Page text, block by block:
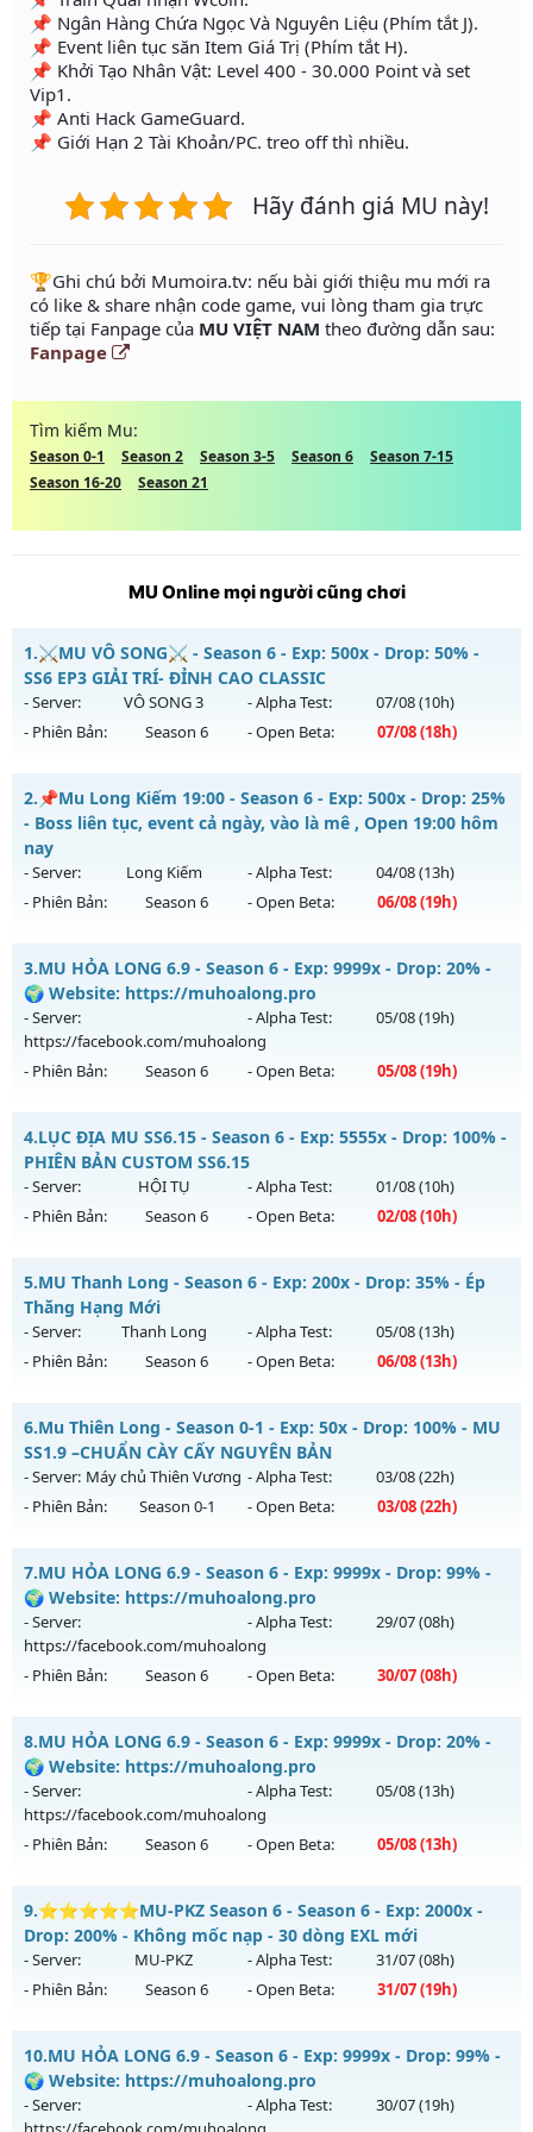
📌 Ngân Hàng Chứa Ngọc Và Nguyên Liệu (Phím tắt J).
📌 Event liên tục săn Item Giá Trị (Phím tắt H).
📌 Khởi Tạo Nhân Vật: Level 400 - 30.000 Point và set
Vip1.
📌 Anti Hack GameGuard.
📌 Giới Hạn 2 Tài Khoản/PC. treo off thì nhiều.
Hãy đánh giá MU này!
️🏆Ghi chú bởi Mumoira.tv: nếu bài giới thiệu mu mới ra
có like & share nhận code game, vui lòng tham gia trực
tiếp tại Fanpage của MU VIỆT NAM theo đường dẫn sau:
Fanpage
Tìm kiếm Mu:
Season 0-1 Season 2 Season 3-5 Season 6
Season 7-15
Season 16-20
Season 21
MU Online mọi người cũng chơi
1.⚔️MU VÔ SONG⚔️ - Season 6 - Exp: 500x - Drop: 50% -
SS6 EP3 GIẢI TRÍ- ĐỈNH CAO CLASSIC
- Server: VÔ SONG 3 - Alpha Test: 07/08(10h)
- Phiên Bản:
Season 6 - Open Beta: 07/08(18h)
⚔️MU VÔ SONG⚔️ - SS6 EP3 GIẢI TRÍ- ĐỈNH CAO CLASSIC
Mu mới ra tháng 08 2026 - Mở máy chủVÔ SONG 3vào 18h
ngày 07/08/2626
Exp: 500x - Drop: 50%
Thể loại: Mu Nguyên bản Webzen
Antihack: MU8X
2. 📌Mu Long Kiếm 19:00 - Season 6 - Exp: 500x - Drop: 25%
- Boss liên tục, event cả ngày, vào là mê , Open 19:00 hôm
nay
- Server: Long Kiếm - Alpha Test: 04/08(13h)
- Phiên Bản:
Season 6 - Open Beta: 06/08(19h)
📌Mu Long Kiếm 19:00 - Boss liên tục, event cả ngày, vào là
mê , Open 19:00 hôm nay
Mu mới ra tháng 08 2026 - Mở máy chủ
Long Kiếmvào 19h
ngày 06/08/2626
Exp: 500x - Drop: 25%
Thể loại: Mu Nguyên bản Webzen
Antihack: VIP SHIELD
3.MU HỎA LONG 6.9 - Season 6 - Exp: 9999x - Drop: 20% -
🌍 Website: https://muhoalong.pro
- Server:
https://facebook.com/muhoalong
- Alpha Test: 05/08(19h)
- Phiên Bản: Season 6 - Open Beta: 05/08(19h)
Mu mới ra tháng 08 2026 - Mở máy chủ
https://facebook.com/muhoalongvào 19h ngày
05/08/2626
Kiểu reset: Non Reset
Thể loại: Mu Nguyên bản Webzen
Antihack: XShield
4.LỤC ĐỊA MU SS6.15 - Season 6 - Exp: 5555x - Drop: 100% -
PHIÊN BẢN CUSTOM SS6.15
- Server: HỘI TỤ - Alpha Test: 01/08(10h)
- Phiên Bản:
Season 6 - Open Beta: 02/08(10h)
LỤC ĐỊA MU SS6.15 - PHIÊN BẢN CUSTOM SS6.15
Mu mới ra tháng 08 2026 - Mở máy chủ
ngày 02/08/2626
Exp: 5555x - Drop: 100%
Thể loại: Mu Custom thêm đồ mới
Antihack: SPK
5.MU Thanh Long - Season 6 - Exp: 200x - Drop: 35% - Ép
Thăng Hạng Mới
- Server: Thanh Long - Alpha Test: 05/08(13h)
- Phiên Bản:
Season 6 - Open Beta: 06/08(13h)
MU Thanh Long - Ép Thăng Hạng Mới
Mu mới ra tháng 08 2026 - Mở máy chủ
13h ngày 06/08/2626
Exp: 200x - Drop: 35%
Thể loại: Mu Custom thêm đồ mới
Antihack: CheatGuard
6.Mu Thiên Long - Season 0-1 - Exp: 50x - Drop: 100% - MU
SS1.9 –CHUẨN CÀY CẤY NGUYÊN BẢN
- Server: Máy chủ Thiên Vương - Alpha Test: 03/08(22h)
- Phiên Bản:
Season 0-1 - Open Beta: 03/08(22h)
Mu Thiên Long - MU SS1.9 –CHUẨN CÀY CẤY NGUYÊN BẢN
Mu mới ra tháng 08 2026 - Mở máy chủ
Vương vào 22h ngày 03/08/2626
Exp: 50x - Drop: 100%
Thể loại: Mu Nguyên bản Webzen
Antihack: Gameguard
7.MU HỎA LONG 6.9 - Season 6 - Exp: 9999x - Drop: 99% -
🌍 Website: https://muhoalong.pro
- Server:
https://facebook.com/muhoalong
- Alpha Test: 29/07(08h)
- Phiên Bản: Season 6 - Open Beta: 30/07(08h)
MU HỎA LONG 6.9 - 🌍 Website: https://muhoalong.pro
Mu mới ra tháng 07 2026 - Mở máy chủ
https://facebook.com/muhoalongvào 08h ngày
30/07/2626
Exp: 9999x - Drop: 99%
Thể loại: Mu Nguyên bản Webzen
Antihack: Xshiel
8.MU HỎA LONG 6.9 - Season 6 - Exp: 9999x - Drop: 20% -
🌍 Website: https://muhoalong.pro
- Server:
https://facebook.com/muhoalong
- Alpha Test: 05/08(13h)
- Phiên Bản: Season 6 - Open Beta: 05/08(13h)
MU HỎA LONG 6.9 - 🌍 Website: https://muhoalong.pro
Mu mới ra tháng 08 2026 - Mở máy chủ
https://facebook.com/muhoalongvào 13h ngày
05/08/2626
Kiểu reset: Non Reset
Thể loại: Mu Nguyên bản Webzen
Antihack: XShield
9.⭐⭐⭐⭐⭐MU-PKZ Season 6 - Season 6 - Exp: 2000x -
Drop: 200% - Không mốc nạp - 30 dòng EXL mới
- Server: MU-PKZ - Alpha Test: 31/07(08h)
- Phiên Bản:
Season 6 - Open Beta: 31/07(19h)
⭐⭐⭐⭐⭐MU-PKZ Season 6 - Không mốc nạp - 30 dòng
EXL mới
Mu mới ra tháng 07 2026 - Mở máy chủ
MU-PKZvào 19h
ngày 31/07/2626
10.MU HỎA LONG 6.9 - Season 6 - Exp: 9999x - Drop: 99% -
🌍 Website: https://muhoalong.pro
- Server:
- Alpha Test: 30/07(19h)